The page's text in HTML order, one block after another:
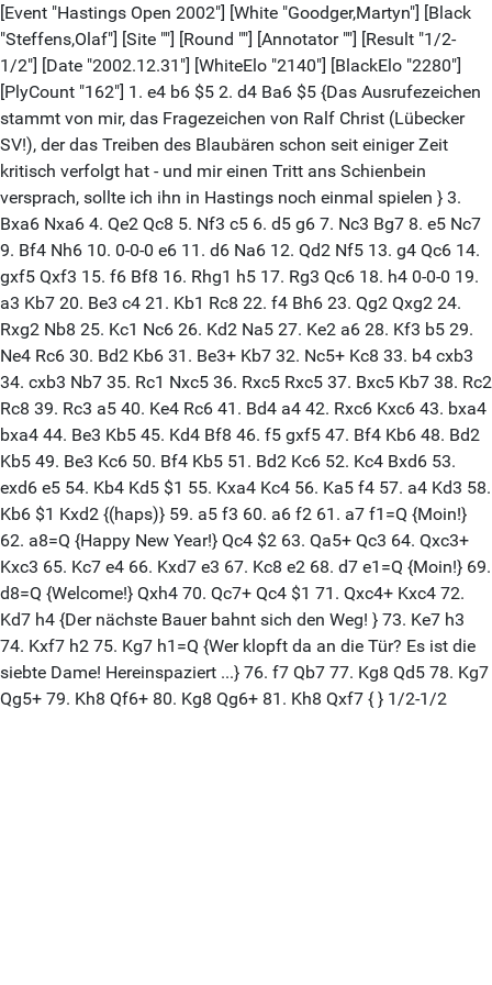
[Event "Hastings Open 2002"] [White "Goodger,Martyn"] [Black
"Steffens,Olaf"] [Site ""] [Round ""] [Annotator ""] [Result "1/2-
1/2"] [Date "2002.12.31"] [WhiteElo "2140"] [BlackElo "2280"]
[PlyCount "162"] 1. e4 b6 $5 2. d4 Ba6 $5 {Das Ausrufezeichen
stammt von mir, das Fragezeichen von Ralf Christ (Lübecker
SV!), der das Treiben des Blaubären schon seit einiger Zeit
kritisch verfolgt hat - und mir einen Tritt ans Schienbein
versprach, sollte ich ihn in Hastings noch einmal spielen } 3.
Bxa6 Nxa6 4. Qe2 Qc8 5. Nf3 c5 6. d5 g6 7. Nc3 Bg7 8. e5 Nc7
9. Bf4 Nh6 10. 0-0-0 e6 11. d6 Na6 12. Qd2 Nf5 13. g4 Qc6 14.
gxf5 Qxf3 15. f6 Bf8 16. Rhg1 h5 17. Rg3 Qc6 18. h4 0-0-0 19.
a3 Kb7 20. Be3 c4 21. Kb1 Rc8 22. f4 Bh6 23. Qg2 Qxg2 24.
Rxg2 Nb8 25. Kc1 Nc6 26. Kd2 Na5 27. Ke2 a6 28. Kf3 b5 29.
Ne4 Rc6 30. Bd2 Kb6 31. Be3+ Kb7 32. Nc5+ Kc8 33. b4 cxb3
34. cxb3 Nb7 35. Rc1 Nxc5 36. Rxc5 Rxc5 37. Bxc5 Kb7 38. Rc2
Rc8 39. Rc3 a5 40. Ke4 Rc6 41. Bd4 a4 42. Rxc6 Kxc6 43. bxa4
bxa4 44. Be3 Kb5 45. Kd4 Bf8 46. f5 gxf5 47. Bf4 Kb6 48. Bd2
Kb5 49. Be3 Kc6 50. Bf4 Kb5 51. Bd2 Kc6 52. Kc4 Bxd6 53.
exd6 e5 54. Kb4 Kd5 $1 55. Kxa4 Kc4 56. Ka5 f4 57. a4 Kd3 58.
Kb6 $1 Kxd2 {(haps)} 59. a5 f3 60. a6 f2 61. a7 f1=Q {Moin!}
62. a8=Q {Happy New Year!} Qc4 $2 63. Qa5+ Qc3 64. Qxc3+
Kxc3 65. Kc7 e4 66. Kxd7 e3 67. Kc8 e2 68. d7 e1=Q {Moin!} 69.
d8=Q {Welcome!} Qxh4 70. Qc7+ Qc4 $1 71. Qxc4+ Kxc4 72.
Kd7 h4 {Der nächste Bauer bahnt sich den Weg! } 73. Ke7 h3
74. Kxf7 h2 75. Kg7 h1=Q {Wer klopft da an die Tür? Es ist die
siebte Dame! Hereinspaziert ...} 76. f7 Qb7 77. Kg8 Qd5 78. Kg7
Qg5+ 79. Kh8 Qf6+ 80. Kg8 Qg6+ 81. Kh8 Qxf7 { } 1/2-1/2